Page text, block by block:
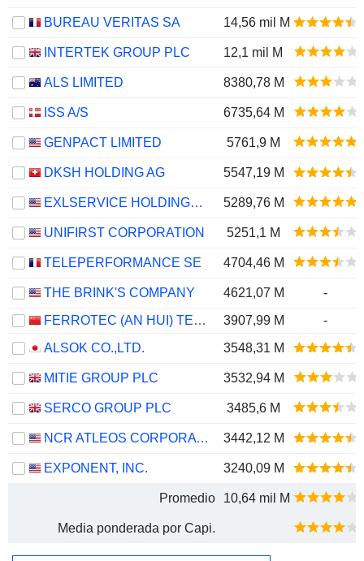
BUREAU VERITAS SA 14,56 mil M
INTERTEK GROUP PLC 12,1 mil M
ALS LIMITED 8380,78 M
ISS A/S 6735,64 M
GENPACT LIMITED 5761,9 M
DKSH HOLDING AG 5547,19 M
EXLSERVICE HOLDINGS, INC. 5289,76 M
UNIFIRST CORPORATION 5251,1 M
TELEPERFORMANCE SE 4704,46 M
THE BRINK'S COMPANY 4621,07 M
-
FERROTEC (AN HUI) TECHNOLOGY DEVELOPMENT CO.,LTD
3907,99 M
-
ALSOK CO.,LTD.
3548,31 M
MITIE GROUP PLC 3532,94 M
SERCO GROUP PLC 3485,6 M
NCR ATLEOS CORPORATION 3442,12 M
EXPONENT, INC. 3240,09 M
Promedio 10,64 mil M
Media ponderada por Capi.